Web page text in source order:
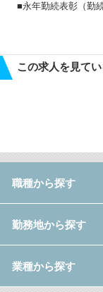
■永年勤続表彰（勤続
この求人を見て
職種から探す
勤務地から探す
業種から探す